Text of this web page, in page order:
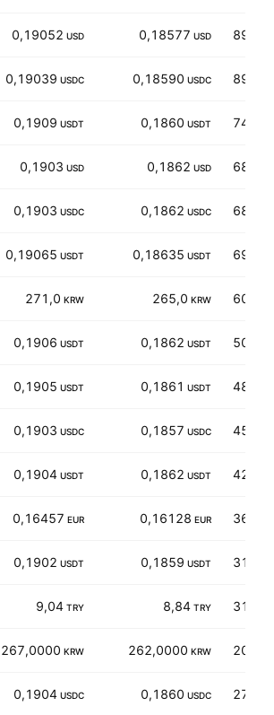
0,19052 USD 0,18577 USD
0,19039 USDC 0,18590 USDC
0,1909 USDT 0,1860 USDT
0,1903 USD 0,1862 USD
0,1903 USDC 0,1862 USDC
0,19065 USDT 0,18635 USDT
271,0 KRW 265,0 KRW
0,1906 USDT 0,1862 USDT
0,1905 USDT 0,1861 USDT
0,1903 USDC 0,1857 USDC
0,1904 USDT 0,1862 USDT
0,16457 EUR 0,16128 EUR
0,1902 USDT 0,1859 USDT
9,04 TRY 8,84 TRY
267,0000 KRW 262,0000 KRW
0,1904 USDC 0,1860 USDC